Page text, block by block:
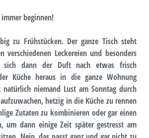
beginnen!
zu Frühstücken. Der ganze Tisch steht
Leckereien und besonders
dann der Duft nach etwas frisch
Küche heraus in die ganze Wohnung
niemand Lust am Sonntag durch
hetzig in die Küche zu rennen
Zutaten zu kombinieren oder gar einen
um dann einige Zeit später gestresst am